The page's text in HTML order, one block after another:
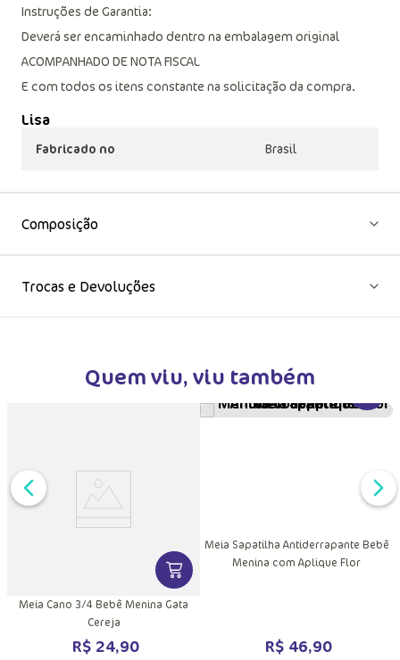
Instruções de Garantia:
Deverá ser encaminhado dentro na embalagem original
ACOMPANHADO DE NOTA FISCAL
E com todos os itens constante na solicitação da compra.
Lisa
Fabricado no Brasil
Composição
Trocas e Devoluções
Quem viu, viu também
INFORMAÇÕES DO PRODUTOVER MAIS INFORMAÇÕES DO
Meia Cano 3/4 Bebê Menina Gata
Cereja
R$ 24,90
Meia Sapatilha Antiderrapante Bebê
Menina com Aplique Flor
R$ 46,90